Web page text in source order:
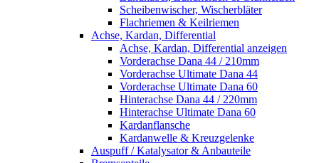
Scheibenwischer, Wischerbläter
Flachriemen & Keilriemen
Achse, Kardan, Differential
Achse, Kardan, Differential anzeigen
Vorderachse Dana 44 / 210mm
Vorderachse Ultimate Dana 44
Vorderachse Ultimate Dana 60
Hinterachse Dana 44 / 220mm
Hinterachse Ultimate Dana 60
Kardanflansche
Kardanwelle & Kreuzgelenke
Auspuff / Katalysator & Anbauteile